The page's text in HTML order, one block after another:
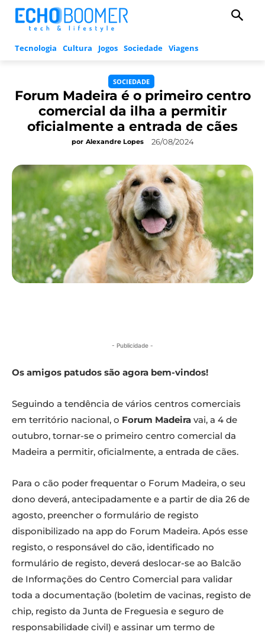
Tecnologia Cultura Jogos Sociedade Viagens
SOCIEDADE
Forum Madeira é o primeiro centro
comercial da ilha a permitir
oficialmente a entrada de cães
por Alexandre Lopes 26/08/2024
- Publicidade -
Os amigos patudos são agora bem-vindos!
Seguindo a tendência de vários centros comerciais
em território nacional, o Forum Madeira vai, a 4 de
outubro, tornar-se o primeiro centro comercial da
Madeira a permitir, oficialmente, a entrada de cães.
Para o cão poder frequentar o Forum Madeira, o seu
dono deverá, antecipadamente e a partir de dia 26 de
agosto, preencher o formulário de registo
disponibilizado na app do Forum Madeira. Após esse
registo, o responsável do cão, identificado no
formulário de registo, deverá deslocar-se ao Balcão
de Informações do Centro Comercial para validar
toda a documentação (boletim de vacinas, registo de
chip, registo da Junta de Freguesia e seguro de
responsabilidade civil) e assinar um termo de